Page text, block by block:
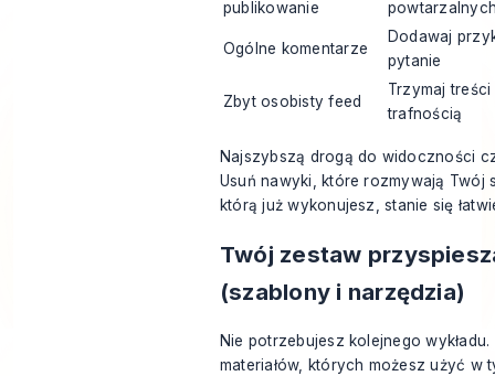
publikowanie
Ogólne komentarze
Dodawaj
pytanie
Zbyt osobisty feed
Trzymaj
trafnością
Najszybszą drogą do widoczności
Usuń nawyki, które rozmywają Twój
którą już wykonujesz, stanie się
Twój zestaw
(szablony i narzędzia)
Nie potrzebujesz kolejnego
materiałów, których możesz użyć w